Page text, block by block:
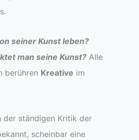
seiner Kunst leben?
man seine Kunst? Alle
berühren Kreative im
der ständigen Kritik der
scheinbar eine